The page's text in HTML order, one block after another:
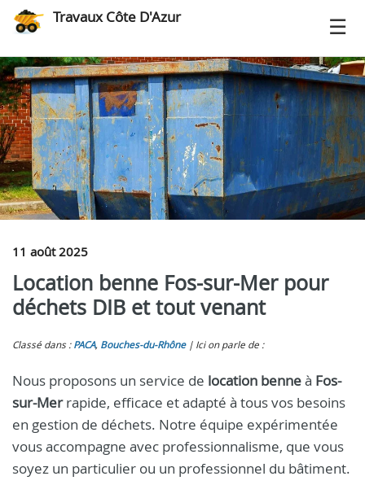
Travaux Côte D'Azur
11 août 2025
Location benne Fos-sur-Mer pour
déchets DIB et tout venant
Classé dans : PACA, Bouches-du-Rhône Ici on parle de :
Nous proposons un service de location benneà Fos-
sur-Merrapide, efficace et adapté à tous vos besoins
en gestion de déchets. Notre équipe expérimentée
vous accompagne avec professionnalisme, que vous
soyez un particulier ou un professionnel du bâtiment.